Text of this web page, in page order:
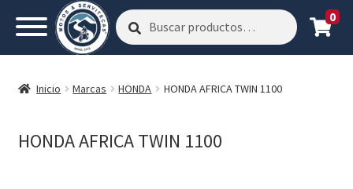
Buscar
por:
Buscar 0
Inicio Marcas HONDA HONDA AFRICA TWIN 1100
HONDA AFRICA TWIN 1100